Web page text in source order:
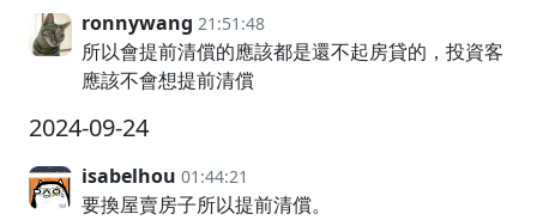
ronnywang 21:51:48
所以會提前清償的應該都是還不起房貸的，投資客
應該不會想提前清償
2024-09-24
isabelhou 01:44:21
要換屋賣房子所以提前清償。